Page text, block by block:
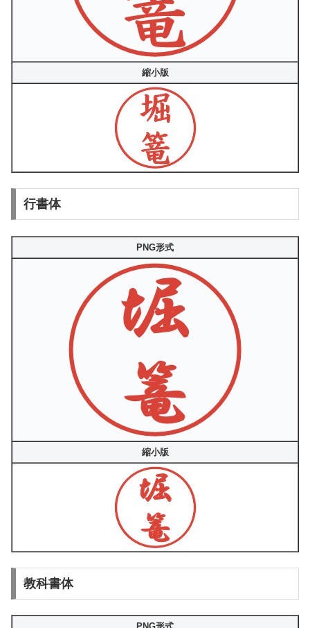
縮小版
行書体
PNG形式
縮小版
教科書体